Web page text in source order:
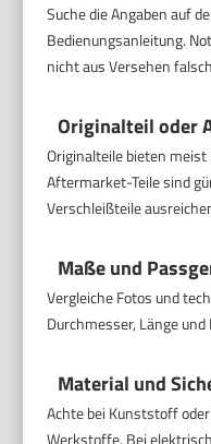
Suche die Angaben auf
Bedienungsanleitung.
nicht aus Versehen
Originalteil oder
Originalteile bieten
Aftermarket-Teile sind
Verschleißteile
Maße und
Vergleiche Fotos und
Durchmesser, Länge
Material und
Achte bei Kunststoff
Werkstoffe. Bei